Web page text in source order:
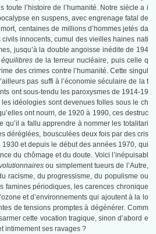
toute l’histoire de l’humanité. Notre siècle a i
en suspens, avec engrenage fatal de
centaines de millions d’hommes jetés da
innocents, cumul des vieilles haines nati
jusqu’à la double angoisse inédite de 194
équilibresde la terreur nucléaire, puis celle q
des crimes contre l’humanité. Cette singul
pas suffi à l’économie séculaire de la t
ont sous-tendu les paroxysmes de 1914-19
idéologies sont devenues folles sous le ch
ont nourri, de 1920 à 1990, ces destruc
qu’il a fallu apprendre à nommer les totalitari
déréglées, bousculées deux fois par des cris
et depuis le début des années 1970, qui
du chômage et du doute. Voici l’inépuisabl
ou simplement tueurs de l’Autre,
racisme, du progressisme, du populisme ou
famines périodiques, les carences chronique
et d’environnements qui ajoutent à la lo
de tensions promptes à dégénérer. Comm
cette vocation tragique, sinon d’abord e
intimement ses ravages ?